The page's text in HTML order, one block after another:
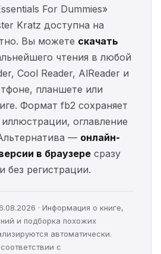
For Dummies»
Kratz доступна на
Вы можете скачать
чтения в любой
Cool Reader, AlReader и
планшете или
Формат fb2 сохраняет
иллюстрации, оглавление
— онлайн-
в браузере сразу
без регистрации.
· Информация о книге,
и подборка похожих
автоматически.
с